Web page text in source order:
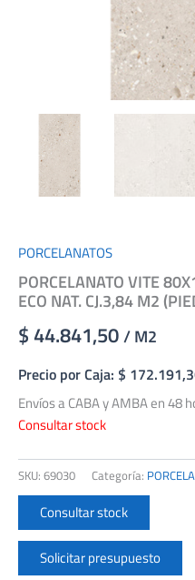
PORCELANATOS
PORCELANATO VITE
ECO NAT. CJ.3,84 M2
$ 44.841,50/ M2
Precio por Caja: $
Envíos a CABA y AMBA en 48
Consultar stock
SKU: 69030 Categoría:
Consultar stock
Solicitar presupuesto